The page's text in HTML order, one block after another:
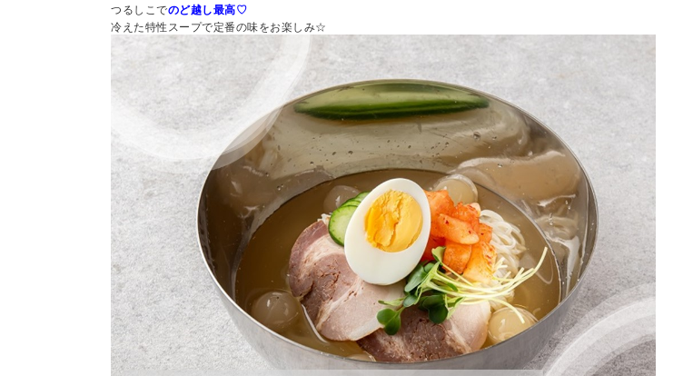
つるしこでのど越し最高♡
冷えた特性スープで定番の味をお楽しみ☆